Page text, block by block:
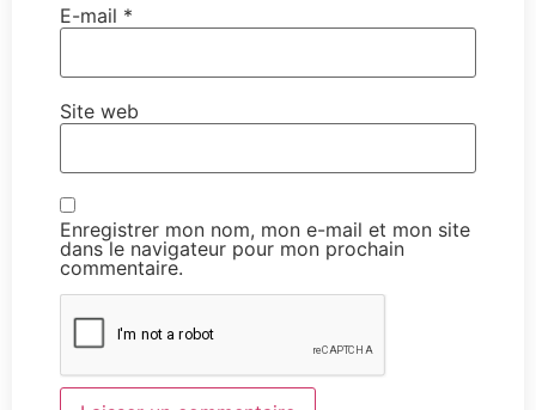
E-mail *
Site web
Enregistrer mon nom, mon e-mail et mon site
dans le navigateur pour mon prochain
commentaire.